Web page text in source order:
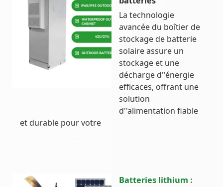
La technologie
avancée du boîtier de
stockage de batterie
solaire assure un
stockage et une
décharge d''énergie
efficaces, offrant une
solution
d''alimentation fiable
et durable pour votre
Batteries lithium :